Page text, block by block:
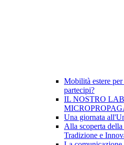
Mobilità estere per
partecipi?
IL NOSTRO
Una giornata
Alla scoperta
Tradizione e